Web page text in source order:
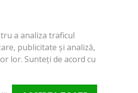
a analiza traficul
publicitate și analiză,
lor. Sunteți de acord cu